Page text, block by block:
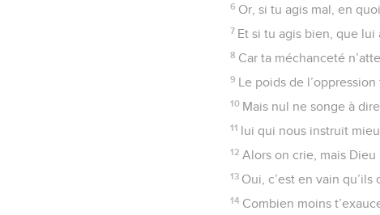
6 Or, si tu agis mal, en
7 Et si tu agis bien, que
8 Car ta méchanceté
9 Le poids de
10 Mais nul ne songe à
11 lui qui nous instruit
12 Alors on crie, mais Dieu
13 Oui, c’est en vain
14 Combien moins